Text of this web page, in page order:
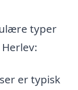
typer
er typisk